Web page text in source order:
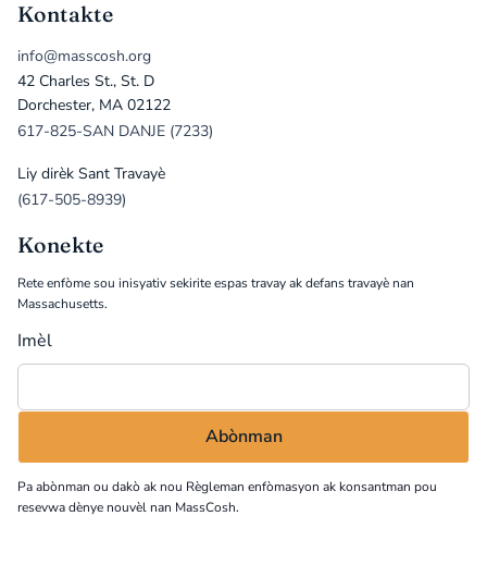
Kontakte
info@masscosh.org
42 Charles St., St. D
Dorchester, MA 02122
617-825-SAN DANJE (7233)
Liy dirèk Sant Travayè
(617-505-8939)
Konekte
Rete enfòme sou inisyativ sekirite espas travay ak defans travayè nan
Massachusetts.
Imèl
Pa abònman ou dakò ak nou Règleman enfòmasyon ak konsantman pou
resevwa dènye nouvèl nan MassCosh.